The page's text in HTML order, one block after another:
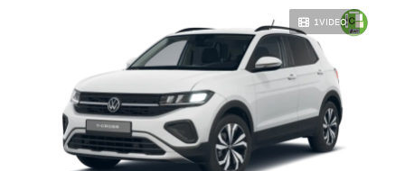
1VIDEO